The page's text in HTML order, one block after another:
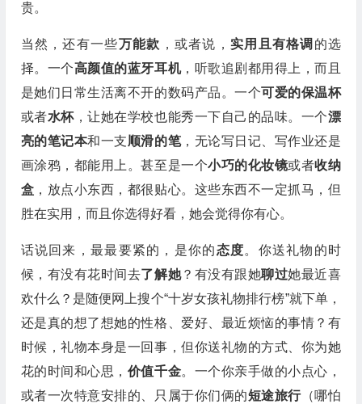
贵。
当然，还有一些万能款 ，或者说， 实用且有格调 的选
择。一个高颜值的蓝牙耳机，听歌追剧都用得上，而且
是她们日常生活离不开的数码产品。一个可爱的保温杯
或者水杯，让她在学校也能秀一下自己的品味。一个漂
亮的笔记本和一支顺滑的笔，无论写日记、写作业还是
画涂鸦，都能用上。甚至是一个小巧的化妆镜或者收纳
盒 ，放点小东西，都很贴心。这些东西不一定抓马，但
胜在实用，而且你选得好看，她会觉得你有心。
话说回来，最最要紧的，是你的态度。你送礼物的时
候，有没有花时间去了解她？有没有跟她聊过她最近喜
欢什么？是随便网上搜个“十岁女孩礼物排行榜”就下单，
还是真的想了想她的性格、爱好、最近烦恼的事情？有
时候，礼物本身是一回事，但你送礼物的方式、你为她
花的时间和心思， 价值千金。一个你亲手做的小点心，
或者一次特意安排的、只属于你们俩的短途旅行（哪怕